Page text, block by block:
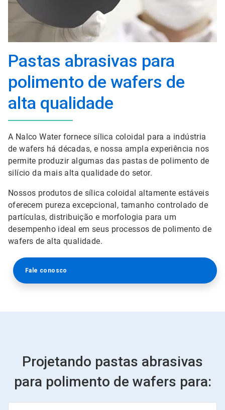
Pastas abrasivas para
polimento de wafers de
alta qualidade
A Nalco Water fornece sílica coloidal para a indústria
de wafers há décadas, e nossa ampla experiência nos
permite produzir algumas das pastas de polimento de
silício da mais alta qualidade do setor.
Nossos produtos de sílica coloidal altamente estáveis
oferecem pureza excepcional, tamanho controlado de
partículas, distribuição e morfologia para um
desempenho ideal em seus processos de polimento de
wafers de alta qualidade.
Fale conosco
Projetando pastas abrasivas
para polimento de wafers para: